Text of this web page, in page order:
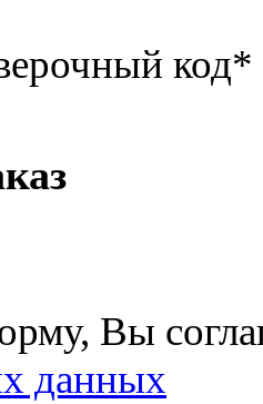
код*
Вы
данных